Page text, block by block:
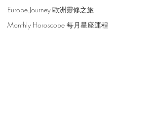
Europe Journey 歐洲靈修之旅
Monthly Horoscope 每月星座運程